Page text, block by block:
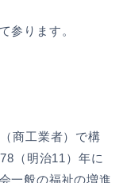
参ります。
商工業者）で構
（明治11）年に
一般の福祉の増進